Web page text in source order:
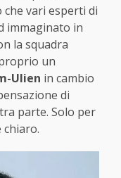
vari esperti di
immaginato in
la squadra
un
Ulien in cambio
di
parte. Solo per
chiaro.